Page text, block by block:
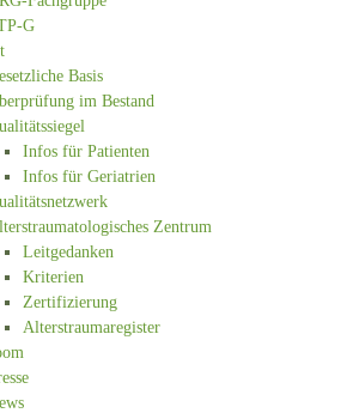
G
Basis
im Bestand
Infos für Patienten
Infos für Geriatrien
Zentrum
Leitgedanken
Kriterien
Zertifizierung
Alterstraumaregister